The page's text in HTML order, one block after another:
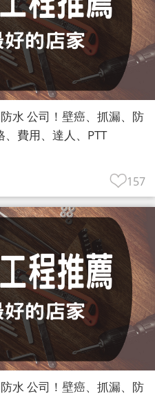
水 公司！壁癌、抓漏、防
費用、達人、PTT
157
水 公司！壁癌、抓漏、防